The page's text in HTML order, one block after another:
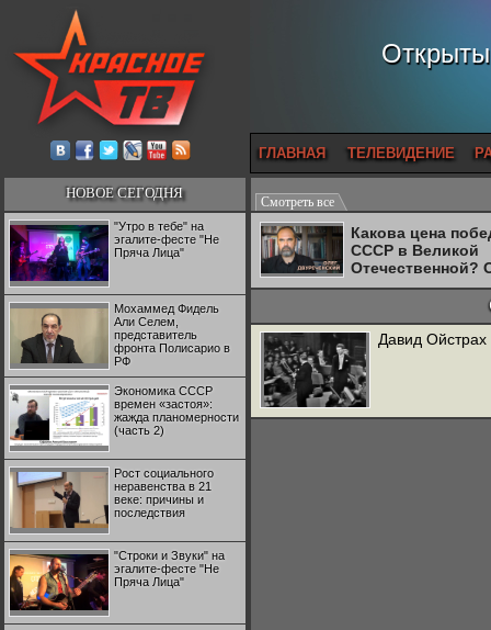
ГЛАВНАЯ ТЕЛЕВИДЕНИЕ
НОВОЕ СЕГОДНЯ
"Утро в тебе" на
эгалите-фесте "Не
Пряча Лица"
Мохаммед Фидель
Али Селем,
представитель
фронта Полисарио в
РФ
Экономика СССР
времен «застоя»:
жажда планомерности
(часть 2)
Рост социального
неравенства в 21
веке: причины и
последствия
"Строки и Звуки" на
эгалите-фесте "Не
Пряча Лица"
Смотреть все
Какова цена
СССР в Великой
Отечественной?
Двуреченский о
Давид